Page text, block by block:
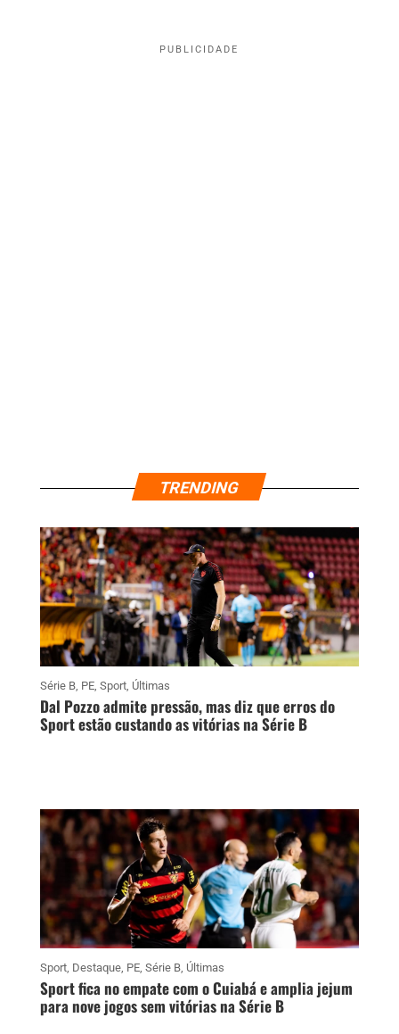
PUBLICIDADE
TRENDING
Série B, PE, Sport, Últimas
Dal Pozzo admite pressão, mas diz que erros do
Sport estão custando as vitórias na Série B
Sport, Destaque, PE, Série B, Últimas
Sport fica no empate com o Cuiabá e amplia jejum
para nove jogos sem vitórias na Série B